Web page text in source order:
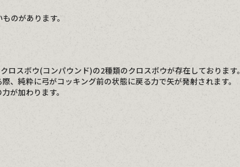
のがあります。
スボウ(コンパウンド)の2種類のクロスボウが存在しております。
、純粋に弓がコッキング前の状態に戻る力で矢が発射されます。
が加わります。